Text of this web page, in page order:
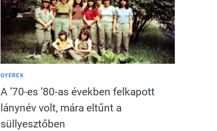
GYEREK
A ’70-es ’80-as években felkapott
lánynév volt, mára eltűnt a
süllyesztőben